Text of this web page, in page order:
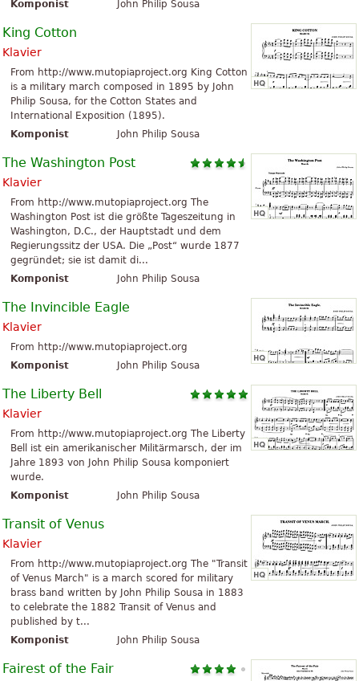
Komponist John Philip Sousa
King Cotton
Klavier
From http://www.mutopiaproject.org King Cotton
is a military march composed in 1895 by John
Philip Sousa, for the Cotton States and
International Exposition (1895).
Komponist
John Philip Sousa
The Washington Post
Klavier
From http://www.mutopiaproject.org The
Washington Post ist die größte Tageszeitung in
Washington, D.C., der Hauptstadt und dem
Regierungssitz der USA. Die „Post“ wurde 1877
gegründet; sie ist damit di...
Komponist
John Philip Sousa
The Invincible Eagle
Klavier
From http://www.mutopiaproject.org
Komponist
John Philip Sousa
The Liberty Bell
Klavier
From http://www.mutopiaproject.org The Liberty
Bell ist ein amerikanischer Militärmarsch, der im
Jahre 1893 von John Philip Sousa komponiert
wurde.
Komponist
John Philip Sousa
Transit of Venus
Klavier
From http://www.mutopiaproject.org The "Transit
of Venus March" is a march scored for military
brass band written by John Philip Sousa in 1883
to celebrate the 1882 Transit of Venus and
published by t...
Komponist
John Philip Sousa
Fairest of the Fair